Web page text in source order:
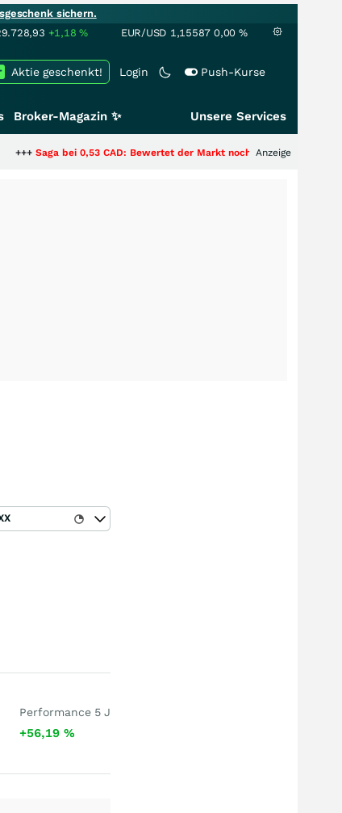
sichern.
+1,18% EUR/USD 1,15587 0,00 %
Login Push-Kurse
Aktie geschenkt!
Broker-Magazin ✨ Unsere Services
bei 0,53 CAD: Bewertet der Markt noch immer nur die Hälfte der
Anzeige
Performance 5 J
+56,19 %